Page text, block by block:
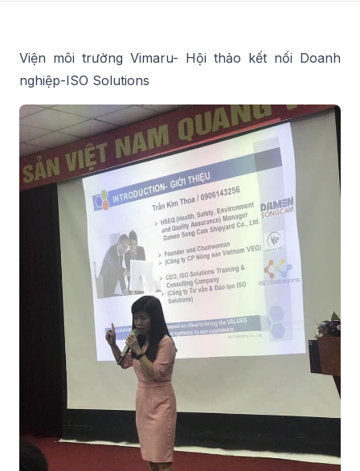
Viện môi trường Vimaru- Hội thảo kết nối Doanh
nghiệp-ISO Solutions